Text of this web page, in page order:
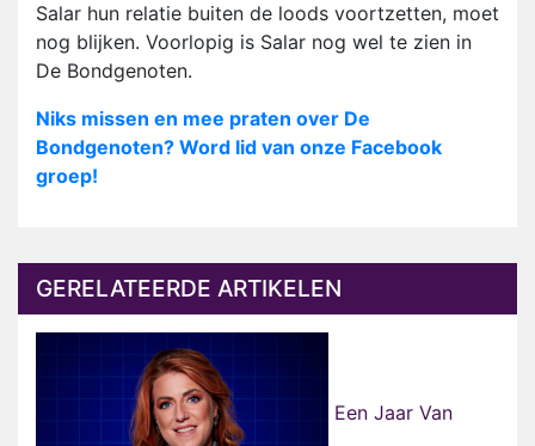
Salar hun relatie buiten de loods voortzetten, moet
nog blijken. Voorlopig is Salar nog wel te zien in
De Bondgenoten.
Niks missen en mee praten over De
Bondgenoten? Word lid van onze Facebook
groep!
GERELATEERDE ARTIKELEN
Een Jaar Van